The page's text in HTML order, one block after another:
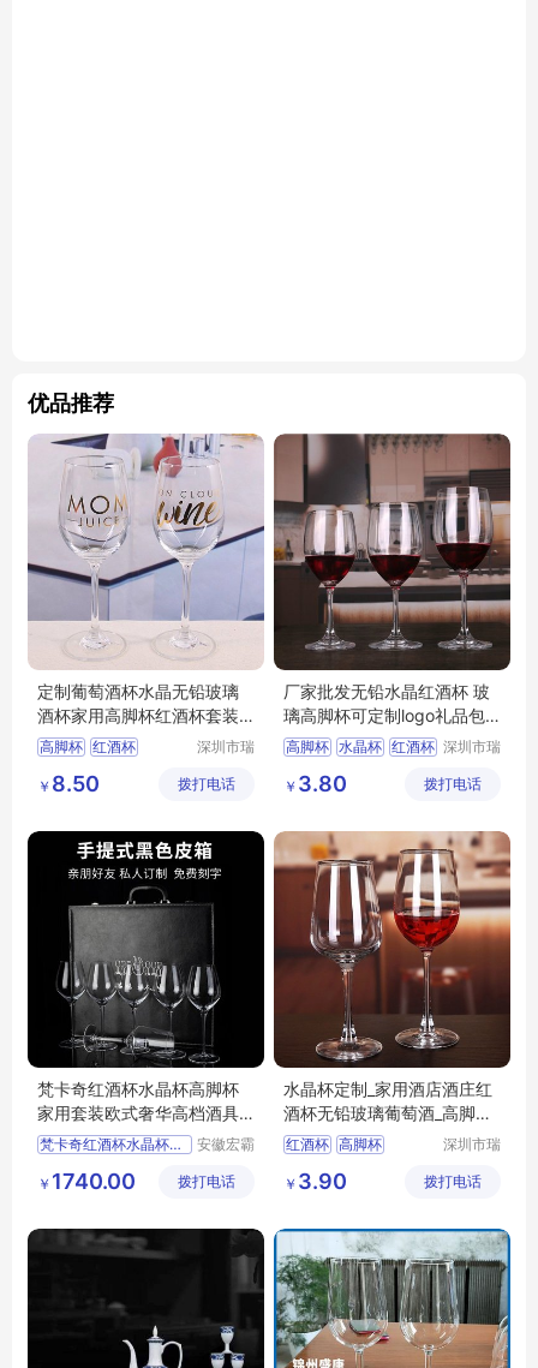
优品推荐
定制葡萄酒杯水晶无铅玻璃
酒杯家用高脚杯红酒杯套装
礼盒
高脚杯 红酒杯
深圳市瑞
品有限公
￥ 8.50 拨打电话
厂家批发无铅水晶红酒杯 玻
璃高脚杯可定制logo礼品包
装
高脚杯 水晶杯 红酒杯 深圳市瑞
品有限公
￥ 3.80 拨打电话
梵卡奇红酒杯水晶杯高脚杯
家用套装欧式奢华高档酒具
波尔多手工杯
梵卡奇红酒杯水晶杯高脚杯
安徽宏霸
有限公司
￥ 1740.00 拨打电话
水晶杯定制_家用酒店酒庄红
酒杯无铅玻璃葡萄酒_高脚杯
玻璃杯制品
红酒杯 高脚杯
深圳市瑞
品有限公
￥ 3.90 拨打电话